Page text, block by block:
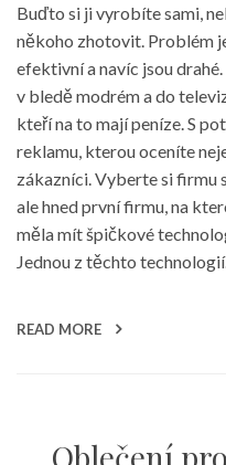
Buďto si ji vyrobíte sami,
někoho zhotovit. Problém
efektivní a navíc jsou
v bledě modrém a do
kteří na to mají peníze. S
reklamu, kterou oceníte
zákazníci. Vyberte si
ale hned první firmu, na
měla mít špičkové
Jednou z těchto
READ MORE
Oblečení